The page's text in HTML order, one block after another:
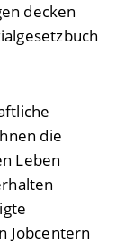
decken
die
Leben
Jobcentern